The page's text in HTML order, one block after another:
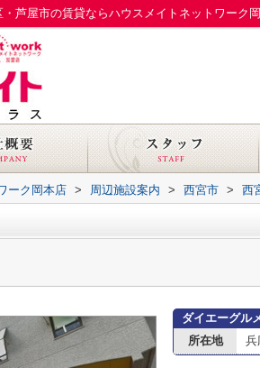
芦屋市の賃貸ならハウスメイトネットワーク
ーク岡本店 > 周辺施設案内 > 西宮市 > 西
ダイエーグル
所在地
兵